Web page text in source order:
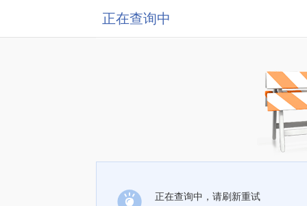
正在查询中
正在查询中，请刷新重试